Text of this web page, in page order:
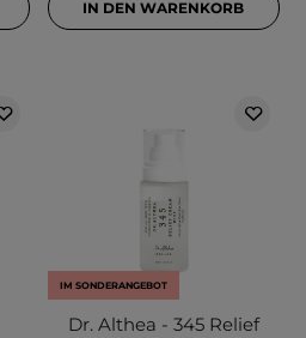
IN DEN WARENKORB
IM SONDERANGEBOT
Dr. Althea - 345 Relief